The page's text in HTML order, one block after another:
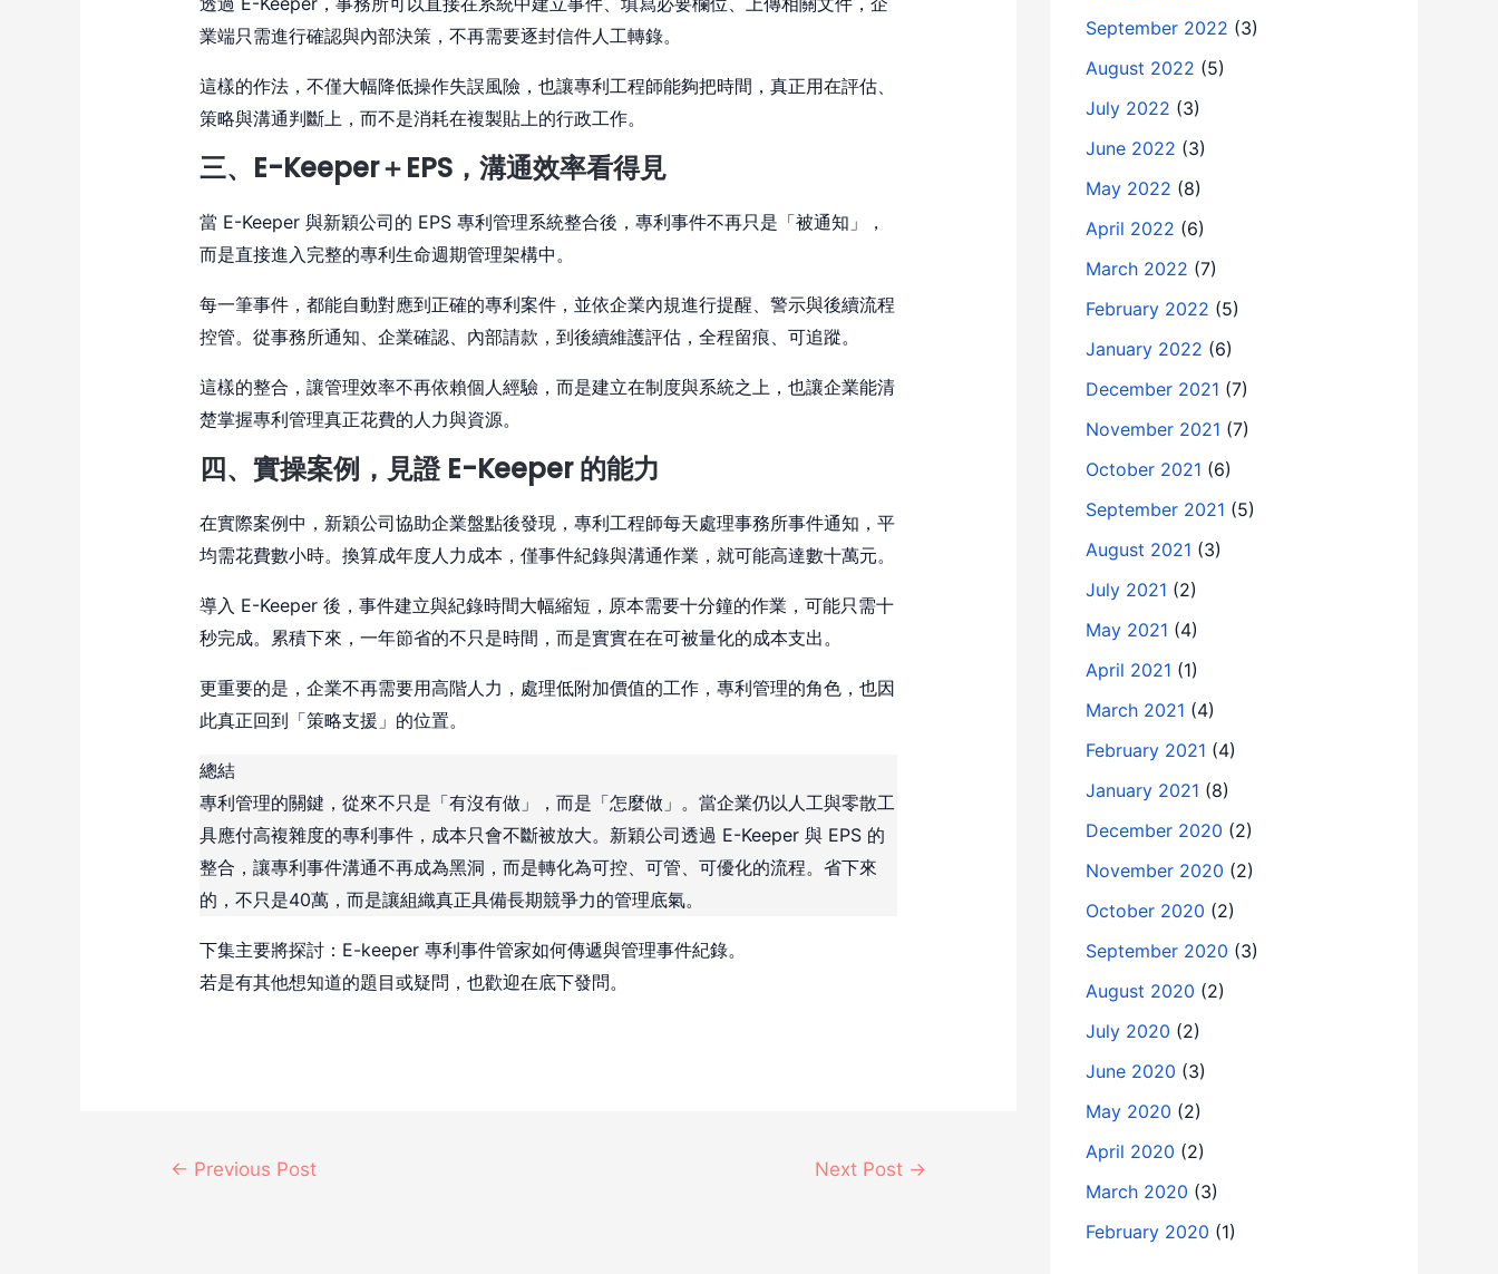
業端只需進行確認與內部決策，不再需要逐封信件人工轉錄。
這樣的作法，不僅大幅降低操作失誤風險，也讓專利工程師能夠把時間，真正用在評估、
策略與溝通判斷上，而不是消耗在複製貼上的行政工作。
三、E-Keeper＋EPS，溝通效率看得見
當 E-Keeper 與新穎公司的 EPS 專利管理系統整合後，專利事件不再只是「被通知」，
而是直接進入完整的專利生命週期管理架構中。
每一筆事件，都能自動對應到正確的專利案件，並依企業內規進行提醒、警示與後續流程
控管。從事務所通知、企業確認、內部請款，到後續維護評估，全程留痕、可追蹤。
這樣的整合，讓管理效率不再依賴個人經驗，而是建立在制度與系統之上，也讓企業能清
楚掌握專利管理真正花費的人力與資源。
四、實操案例，見證 E-Keeper 的能力
在實際案例中，新穎公司協助企業盤點後發現，專利工程師每天處理事務所事件通知，平
均需花費數小時。換算成年度人力成本，僅事件紀錄與溝通作業，就可能高達數十萬元。
導入 E-Keeper 後，事件建立與紀錄時間大幅縮短，原本需要十分鐘的作業，可能只需十
秒完成。累積下來，一年節省的不只是時間，而是實實在在可被量化的成本支出。
更重要的是，企業不再需要用高階人力，處理低附加價值的工作，專利管理的角色，也因
此真正回到「策略支援」的位置。
總結
專利管理的關鍵，從來不只是「有沒有做」，而是「怎麼做」。當企業仍以人工與零散工
具應付高複雜度的專利事件，成本只會不斷被放大。新穎公司透過 E-Keeper 與 EPS 的
整合，讓專利事件溝通不再成為黑洞，而是轉化為可控、可管、可優化的流程。省下來
的，不只是40萬，而是讓組織真正具備長期競爭力的管理底氣。
下集主要將探討：E-keeper 專利事件管家如何傳遞與管理事件紀錄。
若是有其他想知道的題目或疑問，也歡迎在底下發問。
← Previous Post Next Post →
September 2022 (3)
August 2022 (5)
July 2022 (3)
June 2022 (3)
May 2022 (8)
April 2022 (6)
March 2022 (7)
February 2022 (5)
January 2022 (6)
December 2021 (7)
November 2021 (7)
October 2021 (6)
September 2021 (5)
August 2021 (3)
July 2021 (2)
May 2021 (4)
April 2021 (1)
March 2021 (4)
February 2021 (4)
January 2021 (8)
December 2020 (2)
November 2020 (2)
October 2020 (2)
September 2020 (3)
August 2020 (2)
July 2020 (2)
June 2020 (3)
May 2020 (2)
April 2020 (2)
March 2020 (3)
February 2020 (1)